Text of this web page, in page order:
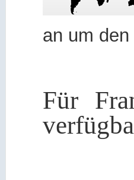
an um
Für